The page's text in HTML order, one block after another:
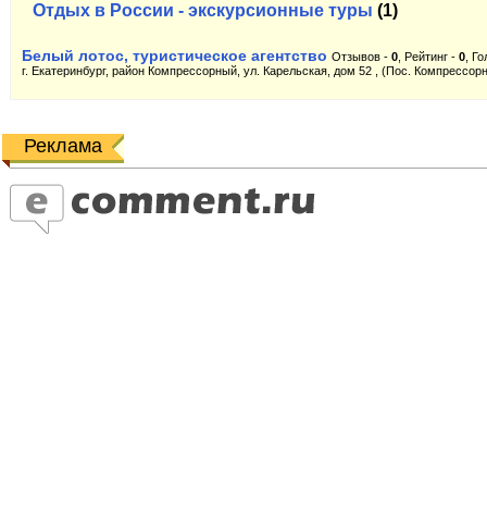
Отдых в России - экскурсионные туры (1)
Белый лотос, туристическое агентство Отзывов - 0 , Рейтинг - 0 ,
г. Екатеринбург, район Компрессорный, ул. Карельская, дом 52 , (Пос.
Реклама